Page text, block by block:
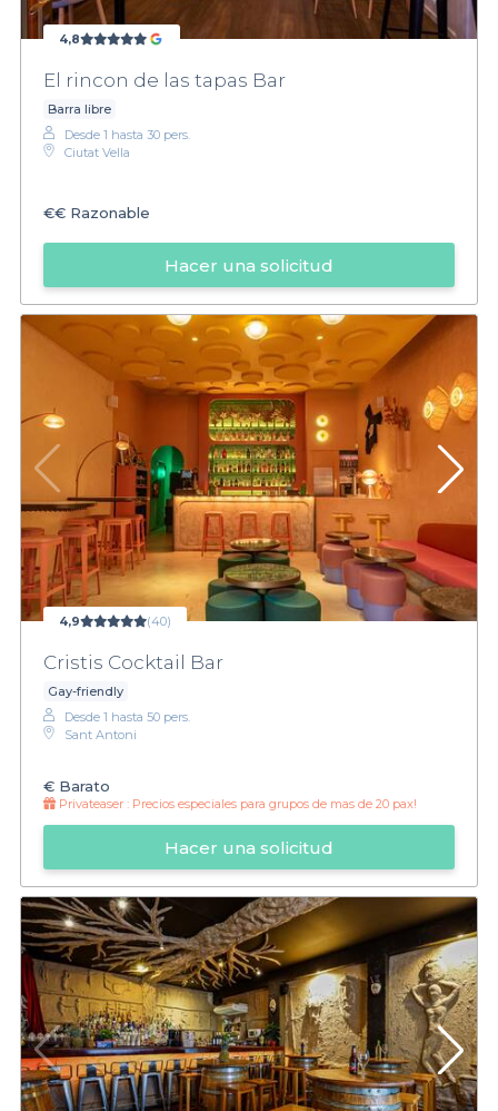
4,8
El rincon de las tapas Bar
Barra libre
Desde 1 hasta 30 pers.
Ciutat Vella
€€ Razonable
Hacer una solicitud
4,9 (40)
Cristis Cocktail Bar
Gay-friendly
Desde 1 hasta 50 pers.
Sant Antoni
€ Barato
Privateaser : Precios especiales para grupos de mas de 20 pax!
Hacer una solicitud